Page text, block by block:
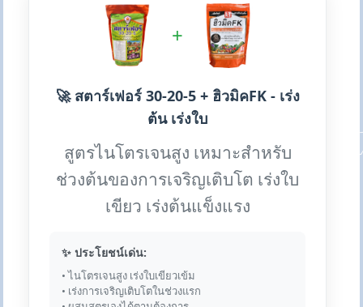
+
🚀 สตาร์เฟอร์ 30-20-5 + ฮิวมิคFK - เร่ง
ต้น เร่งใบ
สูตรไนโตรเจนสูง เหมาะสำหรับ
ช่วงต้นของการเจริญเติบโต เร่งใบ
เขียว เร่งต้นแข็งแรง
✨ ประโยชน์เด่น:
• ไนโตรเจนสูง เร่งใบเขียวเข้ม
• เร่งการเจริญเติบโตในช่วงแรก